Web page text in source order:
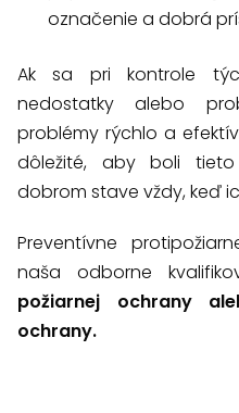
označenie a dobrá
Ak sa pri kontrole
nedostatky alebo
problémy rýchlo a
dôležité, aby boli
dobrom stave vždy, keď
Preventívne
naša odborne
požiarnej ochrany
ochrany.